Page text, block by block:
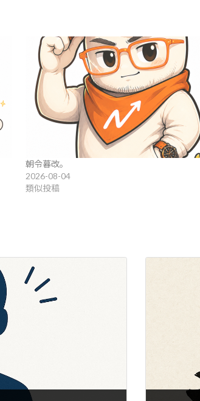
朝令暮改。
2026-08-04
類似投稿